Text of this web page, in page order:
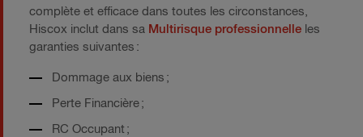
complète et efficace dans toutes les circonstances,
Hiscox inclut dans sa Multirisque professionnelle les
garanties suivantes :
Dommage aux biens ;
Perte Financière ;
RC Occupant ;